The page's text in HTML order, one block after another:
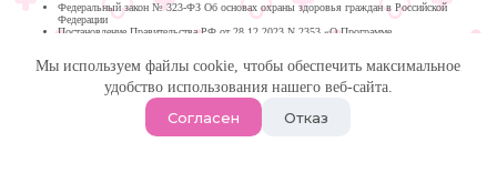
Мы используем файлы cookie, чтобы обеспечить максимальное
удобство использования нашего веб-сайта.
Согласен Отказ
Федеральный закон № 323-ФЗ Об основах охраны здоровья граждан в Российской
Федерации
Постановление Правительства РФ от 28.12.2023 N 2353 «О Программе
Программа государственных гарантий бесплатного оказания гражданам медицинской
Республике Башкортостан на 2024 год и на плановый период 2025 и 2026 годов
Медика Плюс
| Многопрофильная клиника в